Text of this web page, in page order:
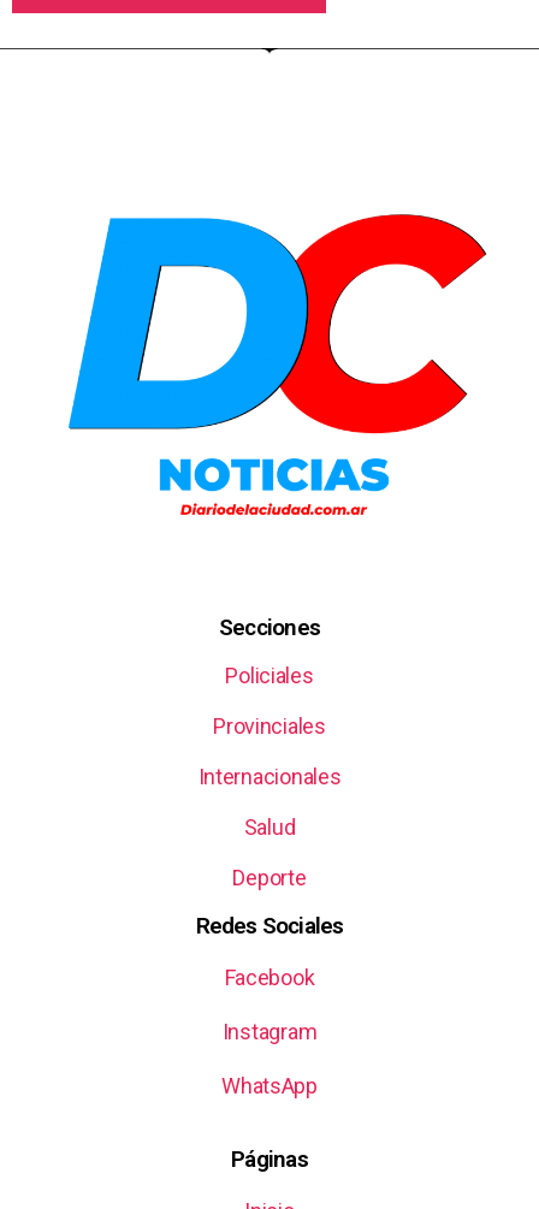
Secciones
Policiales
Provinciales
Internacionales
Salud
Deporte
Redes Sociales
Facebook
Instagram
WhatsApp
Páginas